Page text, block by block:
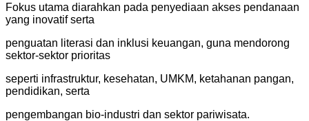
Fokus utama diarahkan pada penyediaan akses pendanaan
yang inovatif serta
penguatan literasi dan inklusi keuangan, guna mendorong
sektor-sektor prioritas
seperti infrastruktur, kesehatan, UMKM, ketahanan pangan,
pendidikan, serta
pengembangan bio-industri dan sektor pariwisata.